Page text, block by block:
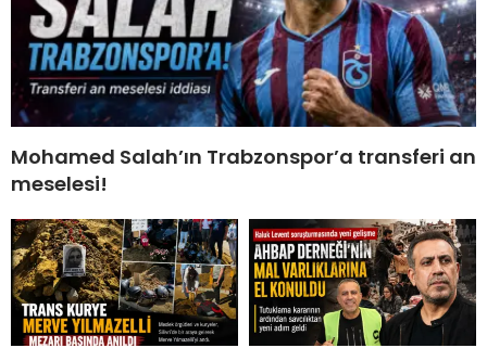
Mohamed Salah’ın Trabzonspor’a transferi an
meselesi!